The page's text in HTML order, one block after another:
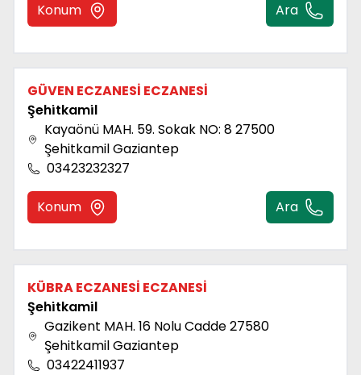
Konum Ara
GÜVEN ECZANESİ ECZANESİ
Şehi̇tkami̇l
Kayaönü MAH. 59. Sokak NO: 8 27500
Şehitkamil Gaziantep
03423232327
Konum Ara
KÜBRA ECZANESİ ECZANESİ
Şehi̇tkami̇l
Gazikent MAH. 16 Nolu Cadde 27580
Şehitkamil Gaziantep
03422411937